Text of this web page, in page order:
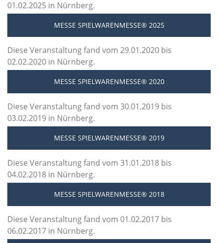
01.02.2025 in Nürnberg.
MESSE SPIELWARENMESSE® 2025
Diese Veranstaltung fand vom 29.01.2020 bis
02.02.2020 in Nürnberg.
MESSE SPIELWARENMESSE® 2020
Diese Veranstaltung fand vom 30.01.2019 bis
03.02.2019 in Nürnberg.
MESSE SPIELWARENMESSE® 2019
Diese Veranstaltung fand vom 31.01.2018 bis
04.02.2018 in Nürnberg.
MESSE SPIELWARENMESSE® 2018
Diese Veranstaltung fand vom 01.02.2017 bis
06.02.2017 in Nürnberg.